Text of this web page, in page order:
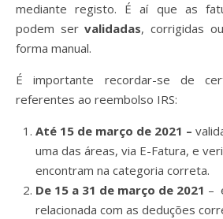
mediante registo. É aí que as
podem servalidadas, corrigidas ou
forma manual.
É importante recordar-se de
referentes ao reembolso IRS:
Até 15 de março de 2021 –
uma das áreas, via E-Fatura, e
encontram na categoria correta.
De 15 a 31 de março de 2021 –
relacionada com as deduções